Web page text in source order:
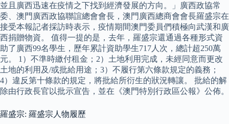
並且廣西迅速在疫情之下找到經濟發展的方向。」廣西政協常
委、澳門廣西政協聯誼總會會長，澳門廣西總商會會長羅盛宗在
接受本報記者採訪時表示，疫情期間澳門委員們積極向武漢和廣
西捐贈物資。 值得一提的是，去年，羅盛宗還通過各種形式資
助了廣西99名學生，歷年累計資助學生717人次，總計超250萬
元。 1）不準時繳付租金；2）土地利用完成，未經同意而更改
土地的利用及/或批給用途；3）不履行第六條款規定的義務；
4）違反第十條款的規定，將批給所衍生的狀況轉讓。 批給的解
除由行政長官以批示宣告，並在《澳門特別行政區公報》公佈。
羅盛宗: 羅盛宗人物履歷